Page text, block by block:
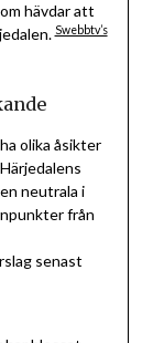
hävdar att
Swebbtv’s
olika åsikter
neutrala i
från
senast